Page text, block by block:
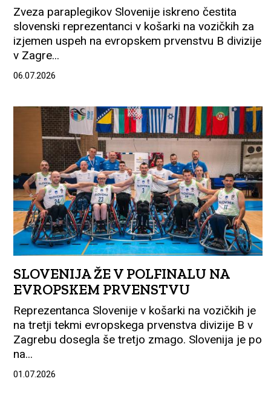
Zveza paraplegikov Slovenije iskreno čestita
slovenski reprezentanci v košarki na vozičkih za
izjemen uspeh na evropskem prvenstvu B divizije
v Zagre...
06.07.2026
SLOVENIJA ŽE V POLFINALU NA
EVROPSKEM PRVENSTVU
Reprezentanca Slovenije v košarki na vozičkih je
na tretji tekmi evropskega prvenstva divizije B v
Zagrebu dosegla še tretjo zmago. Slovenija je po
na...
01.07.2026